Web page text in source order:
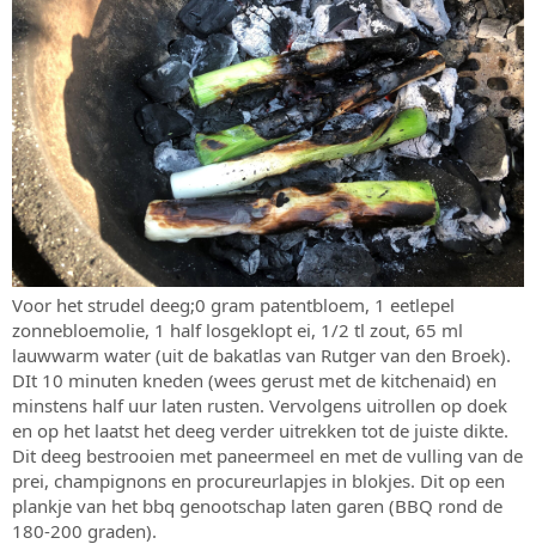
Voor het strudel deeg;0 gram patentbloem, 1 eetlepel
zonnebloemolie, 1 half losgeklopt ei, 1/2 tl zout, 65 ml
lauwwarm water (uit de bakatlas van Rutger van den Broek).
DIt 10 minuten kneden (wees gerust met de kitchenaid) en
minstens half uur laten rusten. Vervolgens uitrollen op doek
en op het laatst het deeg verder uitrekken tot de juiste dikte.
Dit deeg bestrooien met paneermeel en met de vulling van de
prei, champignons en procureurlapjes in blokjes. Dit op een
plankje van het bbq genootschap laten garen (BBQ rond de
180-200 graden).